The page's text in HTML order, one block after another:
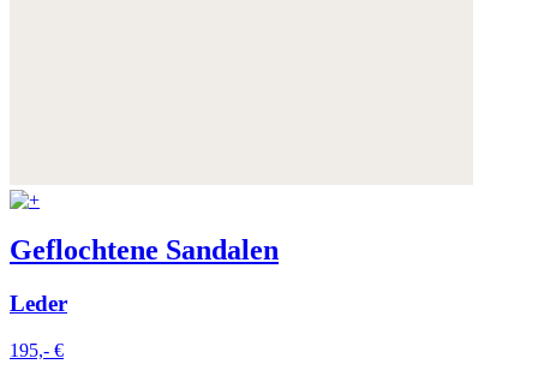
Geflochtene Sandalen
Leder
195,- €